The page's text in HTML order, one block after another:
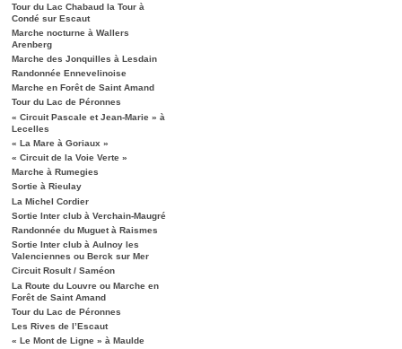
Tour du Lac Chabaud la Tour à
Condé sur Escaut
Marche nocturne à Wallers
Arenberg
Marche des Jonquilles à Lesdain
Randonnée Ennevelinoise
Marche en Forêt de Saint Amand
Tour du Lac de Péronnes
« Circuit Pascale et Jean-Marie » à
Lecelles
« La Mare à Goriaux »
« Circuit de la Voie Verte »
Marche à Rumegies
Sortie à Rieulay
La Michel Cordier
Sortie Inter club à Verchain-Maugré
Randonnée du Muguet à Raismes
Sortie Inter club à Aulnoy les
Valenciennes ou Berck sur Mer
Circuit Rosult / Saméon
La Route du Louvre ou Marche en
Forêt de Saint Amand
Tour du Lac de Péronnes
Les Rives de l’Escaut
« Le Mont de Ligne » à Maulde